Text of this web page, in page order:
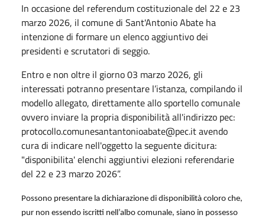
In occasione del referendum costituzionale del 22 e 23
marzo 2026, il comune di Sant'Antonio Abate ha
intenzione di formare un elenco aggiuntivo dei
presidenti e scrutatori di seggio.
Entro e non oltre il giorno 03 marzo 2026, gli
interessati potranno presentare l’istanza, compilando il
modello allegato, direttamente allo sportello comunale
ovvero inviare la propria disponibilità all'indirizzo pec:
protocollo.comunesantantonioabate@pec.it avendo
cura di indicare nell'oggetto la seguente dicitura:
"disponibilita' elenchi aggiuntivi elezioni referendarie
del 22 e 23 marzo 2026”.
Possono presentare la dichiarazione di disponibilità coloro che,
pur non essendo iscritti nell’albo comunale, siano in possesso